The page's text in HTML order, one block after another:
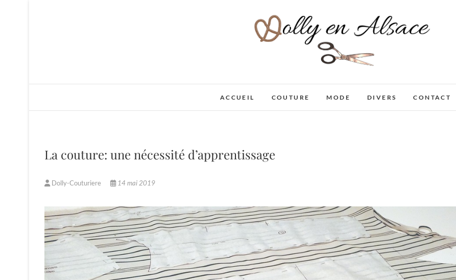
Dolly en Alsace
ACCUEIL COUTURE MODE DIVERS CONTACT
La couture: une nécessité d’apprentissage
Dolly-Couturiere 14 mai 2019